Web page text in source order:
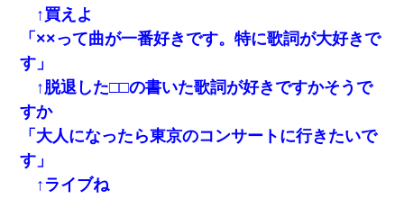
↑買えよ
「××って曲が一番好きです。特に歌詞が大好きで
す」
↑脱退した□□の書いた歌詞が好きですかそうで
すか
「大人になったら東京のコンサートに行きたいで
す」
↑ライブね